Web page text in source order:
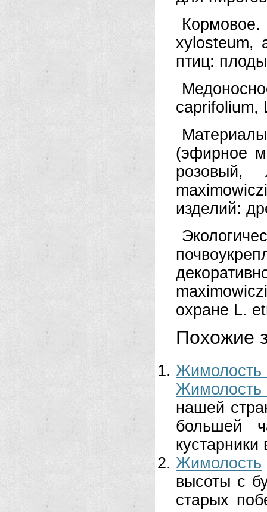
xylosteum,
птиц:
caprifolium,
(эфирное
розовый,
изделий:
охране L.
Похожие
Жимолость
нашей
большей
Жимолость
высоты с
старых